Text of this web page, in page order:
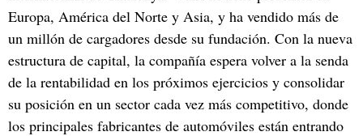
Europa, América del Norte y Asia, y ha vendido más de
un millón de cargadores desde su fundación. Con la nueva
estructura de capital, la compañía espera volver a la senda
de la rentabilidad en los próximos ejercicios y consolidar
su posición en un sector cada vez más competitivo, donde
los principales fabricantes de automóviles están entrando